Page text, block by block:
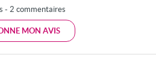
- 2 commentaires
MON AVIS